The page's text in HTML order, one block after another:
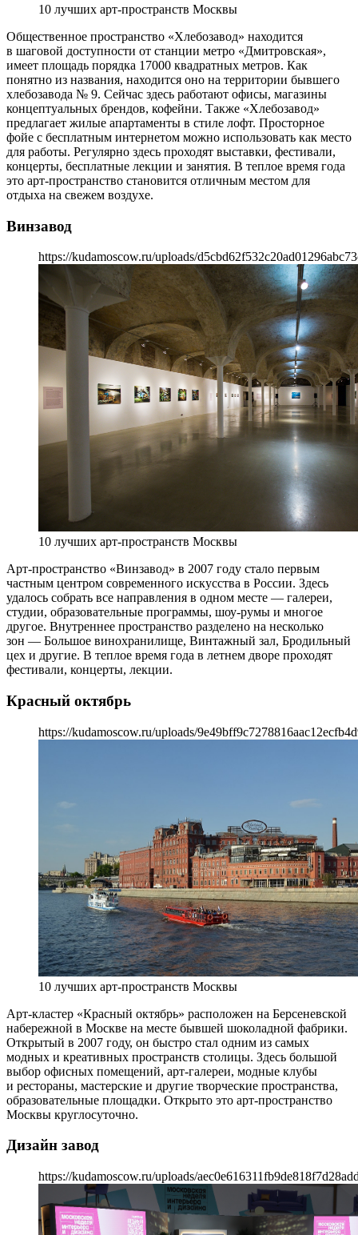
10 лучших арт-пространств Москвы
Общественное пространство «Хлебозавод» находится
в шаговой доступности от станции метро «Дмитровская»,
имеет площадь порядка 17000 квадратных метров. Как
понятно из названия, находится оно на территории бывшего
хлебозавода № 9. Сейчас здесь работают офисы, магазины
концептуальных брендов, кофейни. Также «Хлебозавод»
предлагает жилые апартаменты в стиле лофт. Просторное
фойе с бесплатным интернетом можно использовать как место
для работы. Регулярно здесь проходят выставки, фестивали,
концерты, бесплатные лекции и занятия. В теплое время года
это арт-пространство становится отличным местом для
отдыха на свежем воздухе.
Винзавод
https://kudamoscow.ru/uploads/
10 лучших арт-пространств Москвы
Арт-пространство «Винзавод» в 2007 году стало первым
частным центром современного искусства в России. Здесь
удалось собрать все направления в одном месте — галереи,
студии, образовательные программы, шоу-румы и многое
другое. Внутреннее пространство разделено на несколько
зон — Большое винохранилище, Винтажный зал, Бродильный
цех и другие. В теплое время года в летнем дворе проходят
фестивали, концерты, лекции.
Красный октябрь
https://kudamoscow.ru/uploads/
10 лучших арт-пространств Москвы
Арт-кластер «Красный октябрь» расположен на Берсеневской
набережной в Москве на месте бывшей шоколадной фабрики.
Открытый в 2007 году, он быстро стал одним из самых
модных и креативных пространств столицы. Здесь большой
выбор офисных помещений, арт-галереи, модные клубы
и рестораны, мастерские и другие творческие пространства,
образовательные площадки. Открыто это арт-пространство
Москвы круглосуточно.
Дизайн завод
https://kudamoscow.ru/uploads/